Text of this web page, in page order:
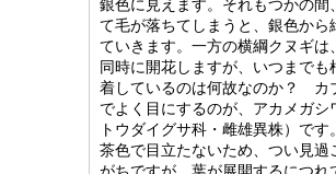
て毛が落ちてしまうと、銀色から
ていきます。一方の横綱クヌギは
同時に開花しますが、いつまでも
着しているのは何故なのか？ カ
でよく目にするのが、アカメガシ
トウダイグサ科・雌雄異株）で
茶色で目立たないため、つい見過